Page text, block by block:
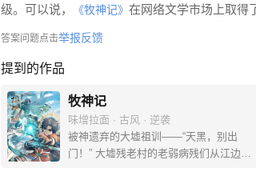
级。可以说，
《牧神记》 在网络文学市场上取得
答案问题点击举报反馈
提到的作品
牧神记
味增拉面 · 古风 · 逆袭
被神遗弃的大墟祖训——“天黑，别出
门！” 大墟残老村的老弱病残们从江边捡